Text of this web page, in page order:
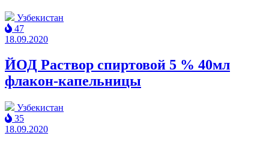
Узбекистан
47
18.09.2020
ЙОД Раствор спиртовой 5 % 40мл
флакон-капельницы
Узбекистан
35
18.09.2020